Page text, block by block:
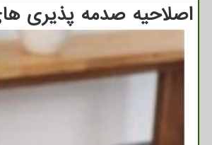
اصلاحیه صدمه پذیری